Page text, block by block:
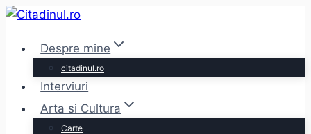
Skip
contentDespre mine
citadinul.ro
Interviuri
Arta si Cultura
Carte